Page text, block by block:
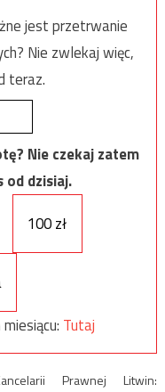
jest przetrwanie
Nie zwlekaj więc,
teraz.
Nie czekaj zatem
od dzisiaj.
100 zł
Tutaj
Prawnej Litwin: